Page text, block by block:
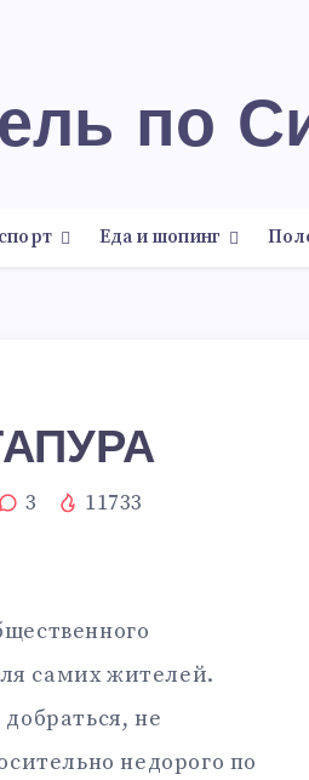
по
Еда и шопинг
3 11733
самих жителей.
не
недорого по